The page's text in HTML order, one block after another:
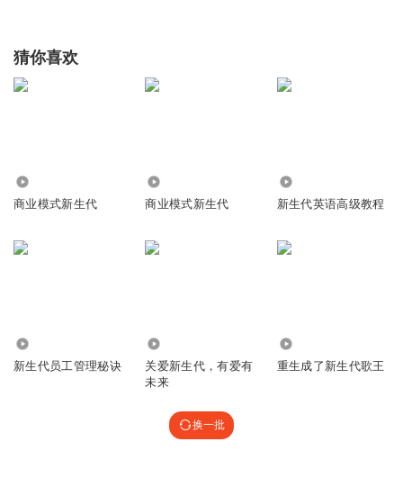
猜你喜欢
商业模式新生代 商业模式新生代 新生代英语高级教程
新生代员工管理秘诀
关爱新生代，有爱有
未来
重生成了新生代歌王
换一批